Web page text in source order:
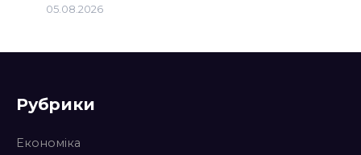
05.08.2026
Рубрики
Економіка